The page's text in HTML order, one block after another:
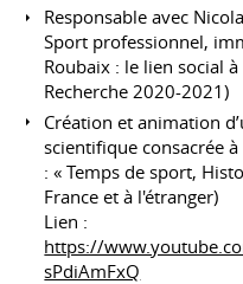
Responsable avec
Sport professionnel,
Roubaix : le lien social
Recherche 2020-2021)
Création et animation
scientifique consacrée
: « Temps de sport,
France et à l'étranger)
Lien :
https://
sPdiAmFxQ